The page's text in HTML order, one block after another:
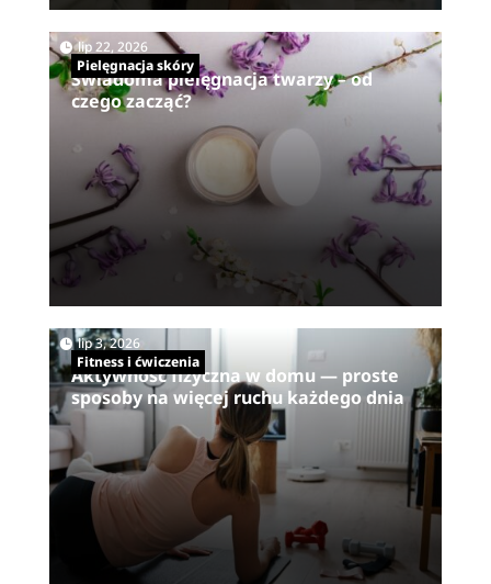
Świadoma pielęgnacja twarzy – od
czego zacząć?
lip 22, 2026|
Pielęgnacja skóry
Aktywność fizyczna w domu — proste
sposoby na więcej ruchu każdego dnia
lip 3, 2026|
Fitness i ćwiczenia